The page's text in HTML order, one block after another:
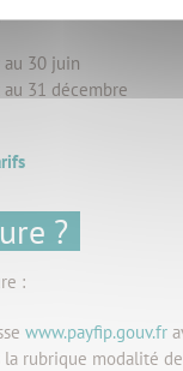
an :
au 30 juin
31 décembre
?
:
www.payfip.gouv.fr
rubrique modalité